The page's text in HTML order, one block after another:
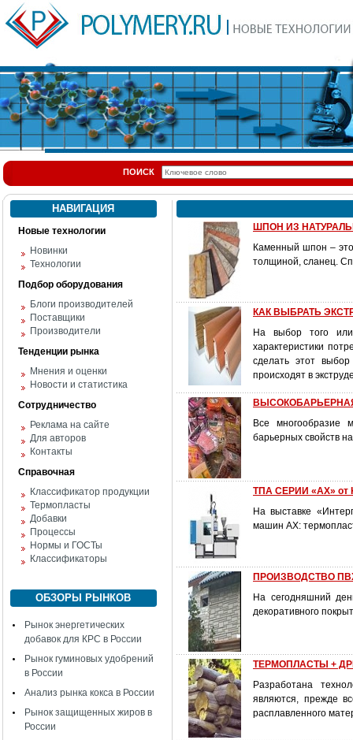
ПОИСК
НАВИГАЦИЯ
Новые технологии
Новинки
Технологии
Подбор оборудования
Блоги производителей
Поставщики
Производители
Тенденции рынка
Мнения и оценки
Новости и статистика
Сотрудничество
Реклама на сайте
Для авторов
Контакты
Справочная
Классификатор продукции
Термопласты
Добавки
Процессы
Нормы и ГОСТы
Классификаторы
ОБЗОРЫ РЫНКОВ
Рынок энергетических
добавок для КРС в России
Рынок гуминовых удобрений
в России
Анализ рынка кокса в России
Рынок защищенных жиров в
России
ШПОН ИЗ
Каменный шпон –
толщиной, сланец.
КАК ВЫБРАТЬ
На выбор того или
характеристики
сделать этот
происходят в
ВЫСОКОБАРЬЕРНАЯ
Все многообразие
барьерных свойств
ТПА СЕРИИ «АХ» от
На выставке
машин АХ:
ПРОИЗВОДСТВО ПВХ
На сегодняшний
декоративного
ТЕРМОПЛАСТЫ +
Разработана
являются, прежде
расплавленного